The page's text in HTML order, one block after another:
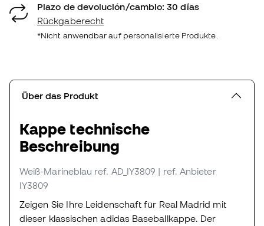
Plazo de devolución/cambio: 30 días
Rückgaberecht
*Nicht anwendbar auf personalisierte Produkte.
Über das Produkt
Kappe technische
Beschreibung
Weiß-Marineblau ref. AD_IY3809 | ref. Anbieter
IY3809
Zeigen Sie Ihre Leidenschaft für Real Madrid mit
dieser klassischen adidas Baseballkappe. Der